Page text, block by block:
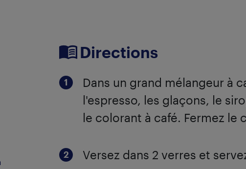
Directions
Dans un grand mélangeur à
l'espresso, les glaçons, le
le colorant à café. Fermez le
Versez dans 2 verres et